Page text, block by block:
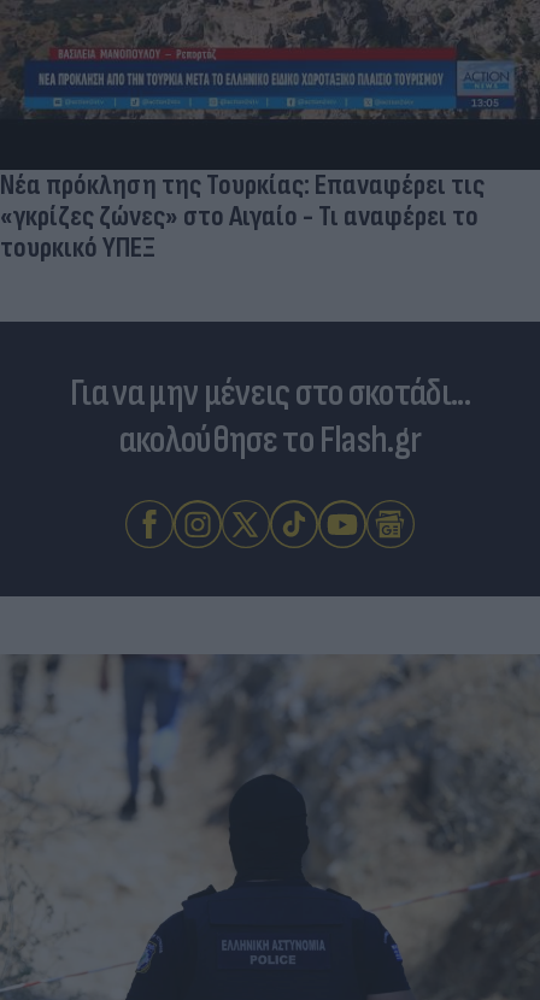
Νέα πρόκληση της Τουρκίας: Επαναφέρει τις
«γκρίζες ζώνες» στο Αιγαίο - Τι αναφέρει το
τουρκικό ΥΠΕΞ
Για να μην μένεις στο σκοτάδι...
ακολούθησε το Flash.gr